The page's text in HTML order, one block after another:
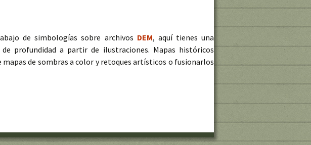
de simbologías sobre archivos DEM, aquí tienes una
profundidad a partir de ilustraciones. Mapas históricos
de sombras a color y retoques artísticos o fusionarlos
en ilustraciones históricas